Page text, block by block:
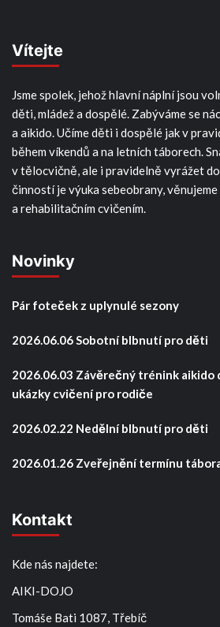
Vítejte
Jsme spolek, jehož hlavní náplní jsou
děti, mládež a dospělé. Zabýváme se
a aikido. Učíme děti i dospělé jak v
během víkendů a na letních táborech.
v tělocvičně, ale i pravidelně vyrážet
činností je výuka sebeobrany,
a rehabilitačním cvičením.
Novinky
Pár foteček z uplynulé sezony
2026.06.06 Sobotní blbnutí pro děti
2026.06.03 Závěrečný trénink aikido
ukázky cvičení pro rodiče
2026.02.22 Nedělní blbnutí pro děti
2026.01.26 Zveřejnění termínu
Kontakt
Kde nás najdete:
AIKI-DOJO
Tomáše Bati 1087, Třebíč